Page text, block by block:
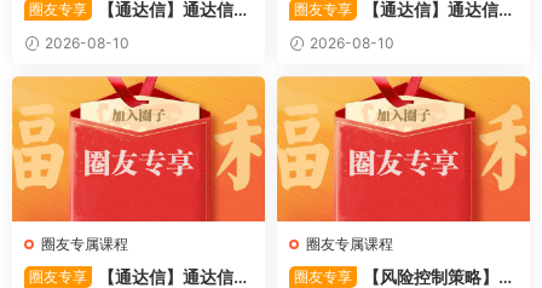
圈友专享
【通达信】通达信
〖筹码动态底部〗副图指标 深
度剖析主力与散户的筹码博弈
情况 源码
2026-08-10
圈友专享
【通达信】通达信
〖二板低吸起爆〗主副图/选股
抓首板之后洗盘、二板反包的
强势牛股
2026-08-10
圈友专属课程
圈友专享
【通达信】通达信
圈友专属课程
圈友专享
【风险控制策略】避